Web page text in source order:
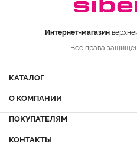
Интернет-магазин
Все права
КАТАЛОГ
Шубы
Шубы из норки
О КОМПАНИИ
Вопрос-ответ
Сервисный центр
ПОКУПАТЕЛЯМ
Акции
КОНТАКТЫ